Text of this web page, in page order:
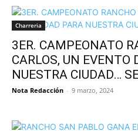
Charreria
3ER. CAMPEONATO
CARLOS, UN EVENTO
NUESTRA CIUDAD…
Nota Redacción - 9 marzo, 2024